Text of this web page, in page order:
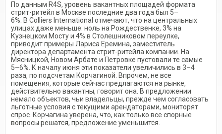
По данным R4S, уровень вакантных площадей формата
стрит-ритейл в Москве последние два года был 5–
6%. В Colliers International отмечают, что на центральных
улицах даже меньше: ноль на Рождественке, 3% на
Кузнецком Мосту и 4% в Столешниковом переулке,
приводит примеры Лариса Еремина, заместитель
директора департамента стрит-ритейла компании. На
Мясницкой, Новом Арбате и Петровке пустовали те самые
5–6%. К началу июня эти показатели увеличились в 3–4
раза, по подсчетам Корчагиной. Впрочем, не все
помещения, которые сейчас предлагаются на рынке,
действительно вакантны, говорит она. В предложении
немало объектов, чьи владельцы, прежде чем согласовать
льготные условия с текущими арендаторами, мониторят
спрос. Корчагина уверена, что, как только все спорные
вопросы решатся, предложение уменьшится.